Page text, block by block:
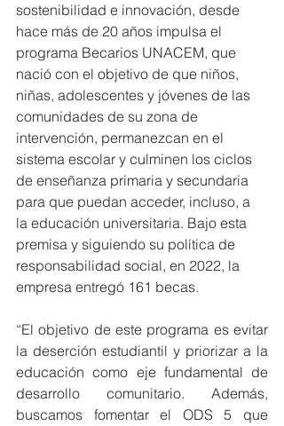
sostenibilidad e innovación, desde
hace más de 20 años impulsa el
programa Becarios UNACEM, que
nació con el objetivo de que niños,
niñas, adolescentes y jóvenes de las
comunidades de su zona de
intervención, permanezcan en el
sistema escolar y culminen los ciclos
de enseñanza primaria y secundaria
para que puedan acceder, incluso, a
la educación universitaria. Bajo esta
premisa y siguiendo su política de
responsabilidad social, en 2022, la
empresa entregó 161 becas.
“El objetivo de este programa es evitar
la deserción estudiantil y priorizar a la
educación como eje fundamental de
desarrollo comunitario. Además,
buscamos fomentar el ODS 5 que